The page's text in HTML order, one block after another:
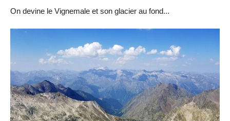
On devine le Vignemale et son glacier au fond...